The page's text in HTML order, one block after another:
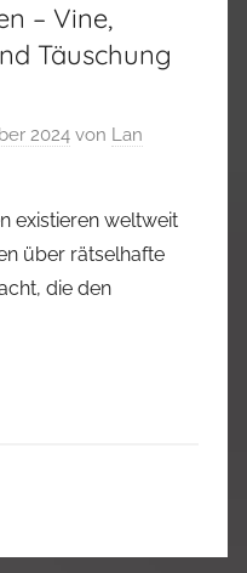
– Vine,
Täuschung
2024 von Lan
existieren weltweit
über rätselhafte
die den